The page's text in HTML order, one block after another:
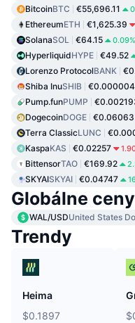
BitcoinBTC €55,696.11
EthereumETH €1,625.39
SolanaSOL €64.15 0.09%
HyperliquidHYPE €49.52
Lorenzo ProtocolBANK
Shiba InuSHIB
Pump.funPUMP
DogecoinDOGE €0.06063
Terra ClassicLUNC
KaspaKAS €0.02257
BittensorTAO €169.92
SKYAISKYAI €0.04747
Globálne
WAL/USDUnited States
Trendy
Heima
$0.1897